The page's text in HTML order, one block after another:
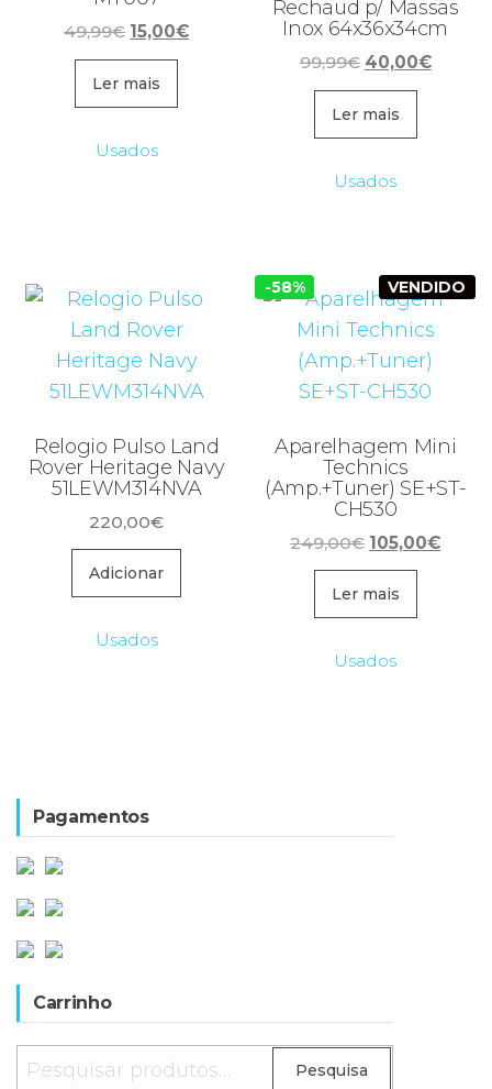
49,99€ O
preço
original
era:
15,00€O
Ler mais
Usados
Rechaud p/ Massas
Inox 64x36x34cm
99,99€ O
preço
original
era:
40,00€O
Ler mais
Usados
Relogio Pulso Land
Rover Heritage Navy
51LEWM314NVA
220,00€
Adicionar
Usados
-58% VENDIDO
Aparelhagem Mini
Technics
(Amp.+Tuner) SE+ST-
CH530
249,00€ O
preço
original
era:
105,00€O
Ler mais
Usados
Pagamentos
Carrinho
Pesquisar
Pesquisa